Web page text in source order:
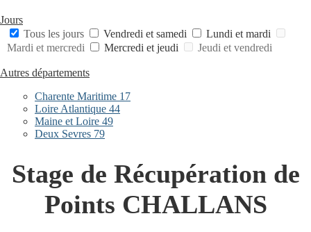
Jours
Tous les jours
Vendredi et samedi
Lundi et mardi
Mardi et mercredi
Mercredi et jeudi Jeudi et vendredi
Autres départements
Charente Maritime 17
Loire Atlantique 44
Maine et Loire 49
Deux Sevres 79
Stage de Récupération de
Points CHALLANS